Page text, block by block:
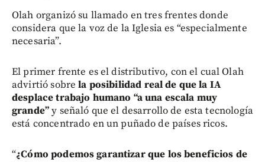
Olah organizó su llamado en tres frentes donde
considera que la voz de la Iglesia es “especialmente
necesaria”.
El primer frente es el distributivo, con el cual Olah
advirtió sobrela posibilidad real de que la IA
desplace trabajo humano “a una escala muy
grande”y señaló que el desarrollo de esta tecnología
está concentrado en un puñado de países ricos.
“¿Cómo podemos garantizar que los beneficios de